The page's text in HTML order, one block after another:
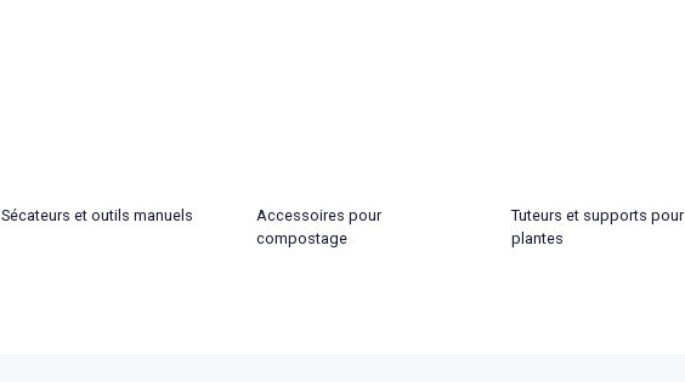
Sécateurs et outils manuels
Accessoires pour
compostage
Tuteurs et supports pour
plantes